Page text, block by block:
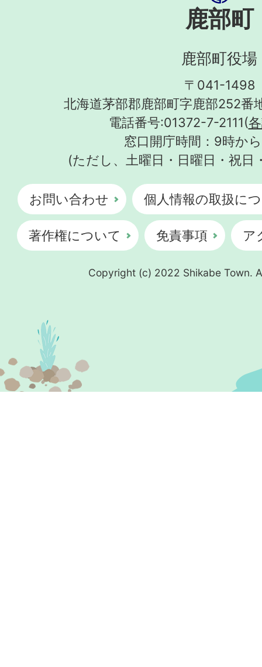
鹿部町
鹿部町役場
〒041-1498
北海道茅部郡鹿部町字鹿部252番
電話番号:01372-7-2111(
窓口開庁時間：9時か
(ただし、土曜日・日曜日・祝日
お問い合わせ 個人情報の取扱に
著作権について 免責事項 ア
Copyright (c) 2022 Shikabe Town.